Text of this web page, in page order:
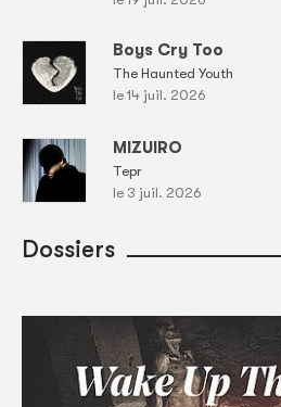
Boys Cry Too
The Haunted Youth
le 14 juil. 2026
MIZUIRO
Tepr
le 3 juil. 2026
Dossiers